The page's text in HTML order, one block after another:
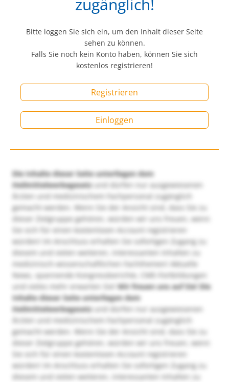
Bitte loggen Sie sich ein, um den Inhalt dieser Seite
sehen zu können.
Falls Sie noch kein Konto haben, können Sie sich
kostenlos registrieren!
Registrieren
Einloggen
Die Inhalte dieser Seite unterliegen dem
Heilmittelwerbegesetzund dürfen nur ausgewiesenen
Ärzten und medizinischem Fachpersonal zugänglich
gemacht werden. Wenn Sie der Ansicht sind, dass Sie zu
dieser Zielgruppe gehören, würden wir uns freuen, wenn
Sie sich für einen kostenlosen Account registrieren
würden! Im Anschluss erhalten Sie sofortigen Zugang zu
diesem und vielen weiteren, interessanten Inhalten zu
medizinisch-wissenschaftlichen Fachthemen! Aktuelle
News, spannende Kongressberichte, CME-Fortbildungen
und vieles mehr erwarten Sie!Wir freuen uns auf Sie! Die
Inhalte dieser Seite unterliegen dem
Heilmittelwerbegesetzund dürfen nur ausgewiesenen
Ärzten und medizinischem Fachpersonal zugänglich
gemacht werden. Wenn Sie der Ansicht sind, dass Sie zu
dieser Zielgruppe gehören, würden wir uns freuen, wenn
Sie sich für einen kostenlosen Account registrieren
würden! Im Anschluss erhalten Sie sofortigen Zugang zu
diesem und vielen weiteren, interessanten Inhalten zu